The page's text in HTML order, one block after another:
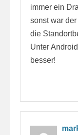
immer ein
sonst war
die
Unter
besser!